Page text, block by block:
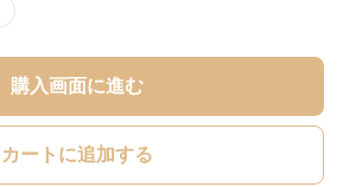
購入画面に進む
カートに追加する